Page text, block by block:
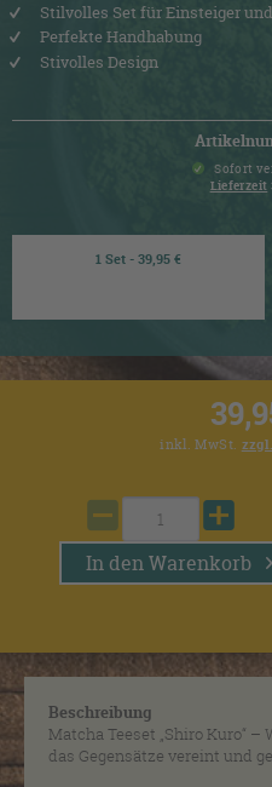
Stilvolles Set für Einsteiger
Perfekte Handhabung
Stivolles Design
Sofort
Lieferzeit
1 Set - 39,95 €
inkl. MwSt.
In denWarenkorb
Beschreibung
Matcha Teeset „Shiro Kuro“ –
das Gegensätze vereint und